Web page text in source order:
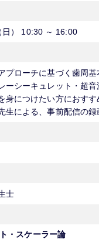
） 10:30 ～ 16:00
プローチに基づく歯周基
ーシーキュレット・超
身につけたい方におすす
生による、事前配信の
士
・スケーラー論